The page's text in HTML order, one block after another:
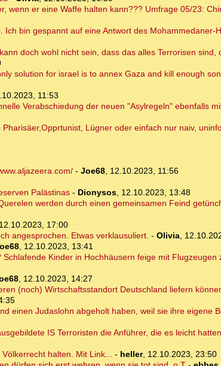
wenn er eine Waffe halten kann??? Umfrage 05/23:
bin gespannt auf eine Antwort des Mohammedaner-
doch wohl nicht sein, dass das alles Terrorisen
solution for israel is to annex Gaza and kill enough
11:53
Verabschiedung der neuen "Asylregeln" ebenfalls
Lügner oder einfach nur naiv,
- Joe68, 12.10.2023, 11:56
Palästinas- Dionysos, 12.10.2023, 13:48
werden durch einen gemeinsamen Feind
12.10.2023, 17:00
angesprochen. Etwas verklausuliert. - Olivia,
, 12.10.2023, 13:41
Kinder in Hochhäusern feige mit Flugzeugen
, 12.10.2023, 14:27
(noch) Wirtschaftsstandort Deutschland liefern
einen Judaslohn abgeholt haben, weil sie ihre eigene
IS Terroristen die Anführer, die es leicht
halten. Mit Link... - heller, 12.10.2023, 23:50